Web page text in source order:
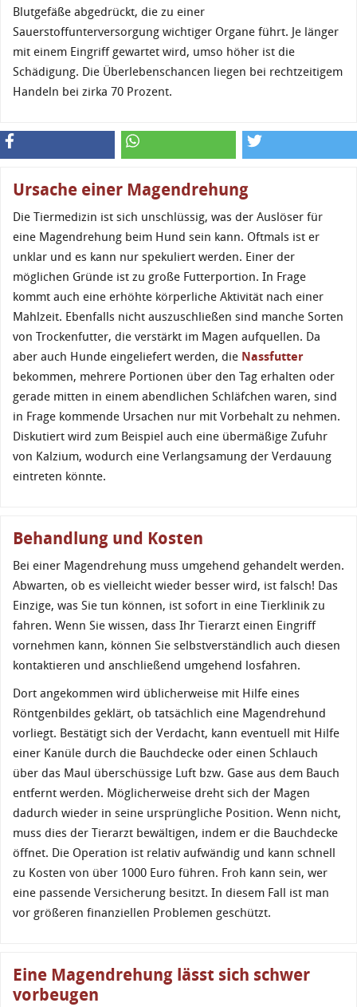
Blutgefäße abgedrückt, die zu einer
Sauerstoffunterversorgung wichtiger Organe führt. Je länger
mit einem Eingriff gewartet wird, umso höher ist die
Schädigung. Die Überlebenschancen liegen bei rechtzeitigem
Handeln bei zirka 70 Prozent.
Ursache einer Magendrehung
Die Tiermedizin ist sich unschlüssig, was der Auslöser für
eine Magendrehung beim Hund sein kann. Oftmals ist er
unklar und es kann nur spekuliert werden. Einer der
möglichen Gründe ist zu große Futterportion. In Frage
kommt auch eine erhöhte körperliche Aktivität nach einer
Mahlzeit. Ebenfalls nicht auszuschließen sind manche Sorten
von Trockenfutter, die verstärkt im Magen aufquellen. Da
aber auch Hunde eingeliefert werden, die Nassfutter
bekommen, mehrere Portionen über den Tag erhalten oder
gerade mitten in einem abendlichen Schläfchen waren, sind
in Frage kommende Ursachen nur mit Vorbehalt zu nehmen.
Diskutiert wird zum Beispiel auch eine übermäßige Zufuhr
von Kalzium, wodurch eine Verlangsamung der Verdauung
eintreten könnte.
Behandlung und Kosten
Bei einer Magendrehung muss umgehend gehandelt werden.
Abwarten, ob es vielleicht wieder besser wird, ist falsch! Das
Einzige, was Sie tun können, ist sofort in eine Tierklinik zu
fahren. Wenn Sie wissen, dass Ihr Tierarzt einen Eingriff
vornehmen kann, können Sie selbstverständlich auch diesen
kontaktieren und anschließend umgehend losfahren.
Dort angekommen wird üblicherweise mit Hilfe eines
Röntgenbildes geklärt, ob tatsächlich eine Magendrehund
vorliegt. Bestätigt sich der Verdacht, kann eventuell mit Hilfe
einer Kanüle durch die Bauchdecke oder einen Schlauch
über das Maul überschüssige Luft bzw. Gase aus dem Bauch
entfernt werden. Möglicherweise dreht sich der Magen
dadurch wieder in seine ursprüngliche Position. Wenn nicht,
muss dies der Tierarzt bewältigen, indem er die Bauchdecke
öffnet. Die Operation ist relativ aufwändig und kann schnell
zu Kosten von über 1000 Euro führen. Froh kann sein, wer
eine passende Versicherung besitzt. In diesem Fall ist man
vor größeren finanziellen Problemen geschützt.
Eine Magendrehung lässt sich schwer
vorbeugen